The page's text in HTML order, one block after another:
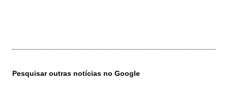
Pesquisar outras notícias no Google